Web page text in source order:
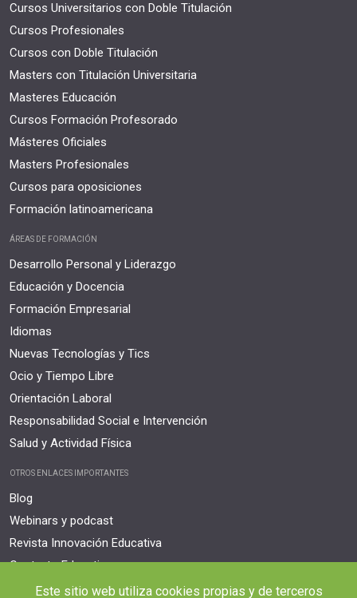
Cursos Universitarios con Doble Titulación
Cursos Profesionales
Cursos con Doble Titulación
Masters con Titulación Universitaria
Masteres Educación
Cursos Formación Profesorado
Másteres Oficiales
Masters Profesionales
Cursos para oposiciones
Formación latinoamericana
ÁREAS DE FORMACIÓN
Desarrollo Personal y Liderazgo
Educación y Docencia
Formación Empresarial
Idiomas
Nuevas Tecnologías y Tics
Ocio y Tiempo Libre
Orientación Laboral
Responsabilidad Social e Intervención
Salud y Actividad Física
OTROS ENLACES IMPORTANTES
Blog
Webinars y podcast
Revista Innovación Educativa
Contexto Educativo
Este sitio web utiliza cookies propias y de terceros